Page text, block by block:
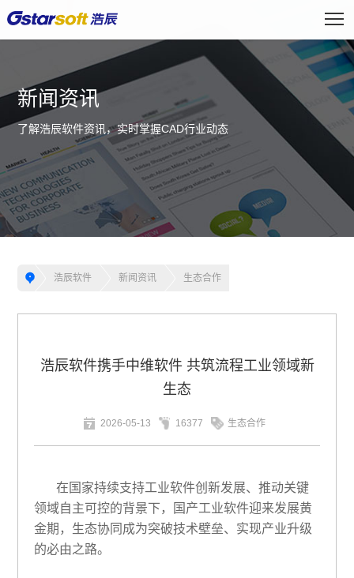
新闻资讯
了解浩辰软件资讯，实时掌握CAD行业动态
浩辰软件 新闻资讯 生态合作
浩辰软件携手中维软件 共筑流程工业领域新
生态
2026-05-13 16377 生态合作
在国家持续支持工业软件创新发展、推动关键
领域自主可控的背景下，国产工业软件迎来发展黄
金期，生态协同成为突破技术壁垒、实现产业升级
的必由之路。